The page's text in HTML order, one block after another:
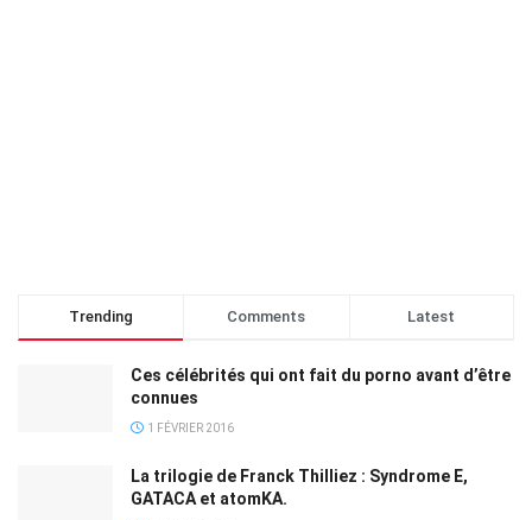
Trending Comments Latest
Ces célébrités qui ont fait du porno avant d’être
connues
1 FÉVRIER 2016
La trilogie de Franck Thilliez : Syndrome E,
GATACA et atomKA.